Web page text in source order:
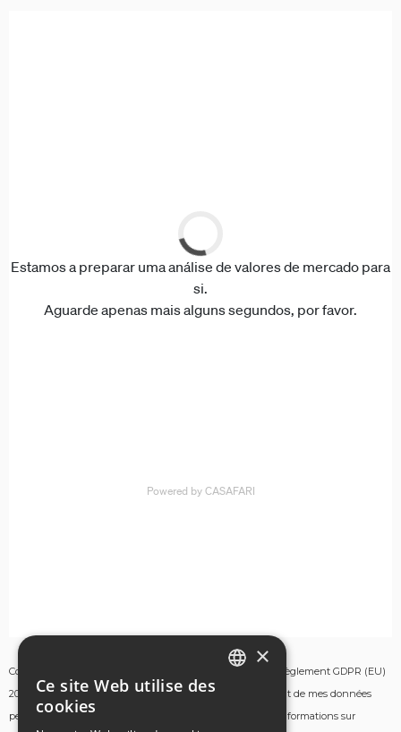
Conformément aux finalités énoncées dans l’article 13 du règlement GDPR (EU)
2016/679, j’autorise par la présente la collecte et le traitement de mes données
personnelles aux fins des services fournis ici, à savoir des informations sur
ENGLISH
×
Ce site Web utilise des
cookies